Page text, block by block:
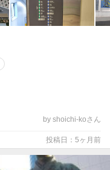
by shoichi-koさん
投稿日：5ヶ月前